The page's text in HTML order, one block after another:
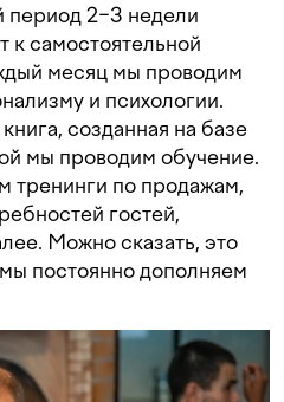
период 2−3 недели
к самостоятельной
месяц мы проводим
и психологии.
созданная на базе
мы проводим обучение.
по продажам,
гостей,
Можно сказать, это
постоянно дополняем